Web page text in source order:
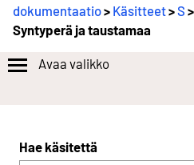
dokumentaatio> Käsitteet>S >
Syntyperä ja taustamaa
Avaa valikko
Hae käsitettä